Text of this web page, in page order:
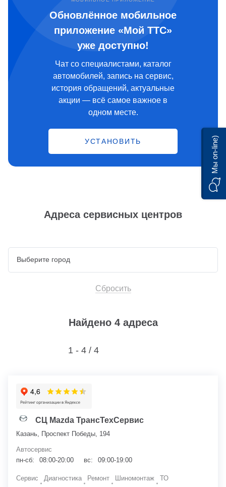
Обновлённое мобильное
приложение «Мой ТТС»
уже доступно!
Чат со специалистами, каталог
автомобилей, запись на сервис,
история обращений, актуальные
акции — всё самое важное в
одном месте.
УСТАНОВИТЬ
Адреса сервисных центров
Сбросить
Найдено 4 адреса
1 - 4 / 4
СЦ Mazda ТрансТехСервис
Казань, Проспект Победы, 194
Автосервис
пн-сб:
08:00-20:00 вс: 09:00-19:00
Сервис Диагностика Ремонт Шиномонтаж ТО
Мы on-line)